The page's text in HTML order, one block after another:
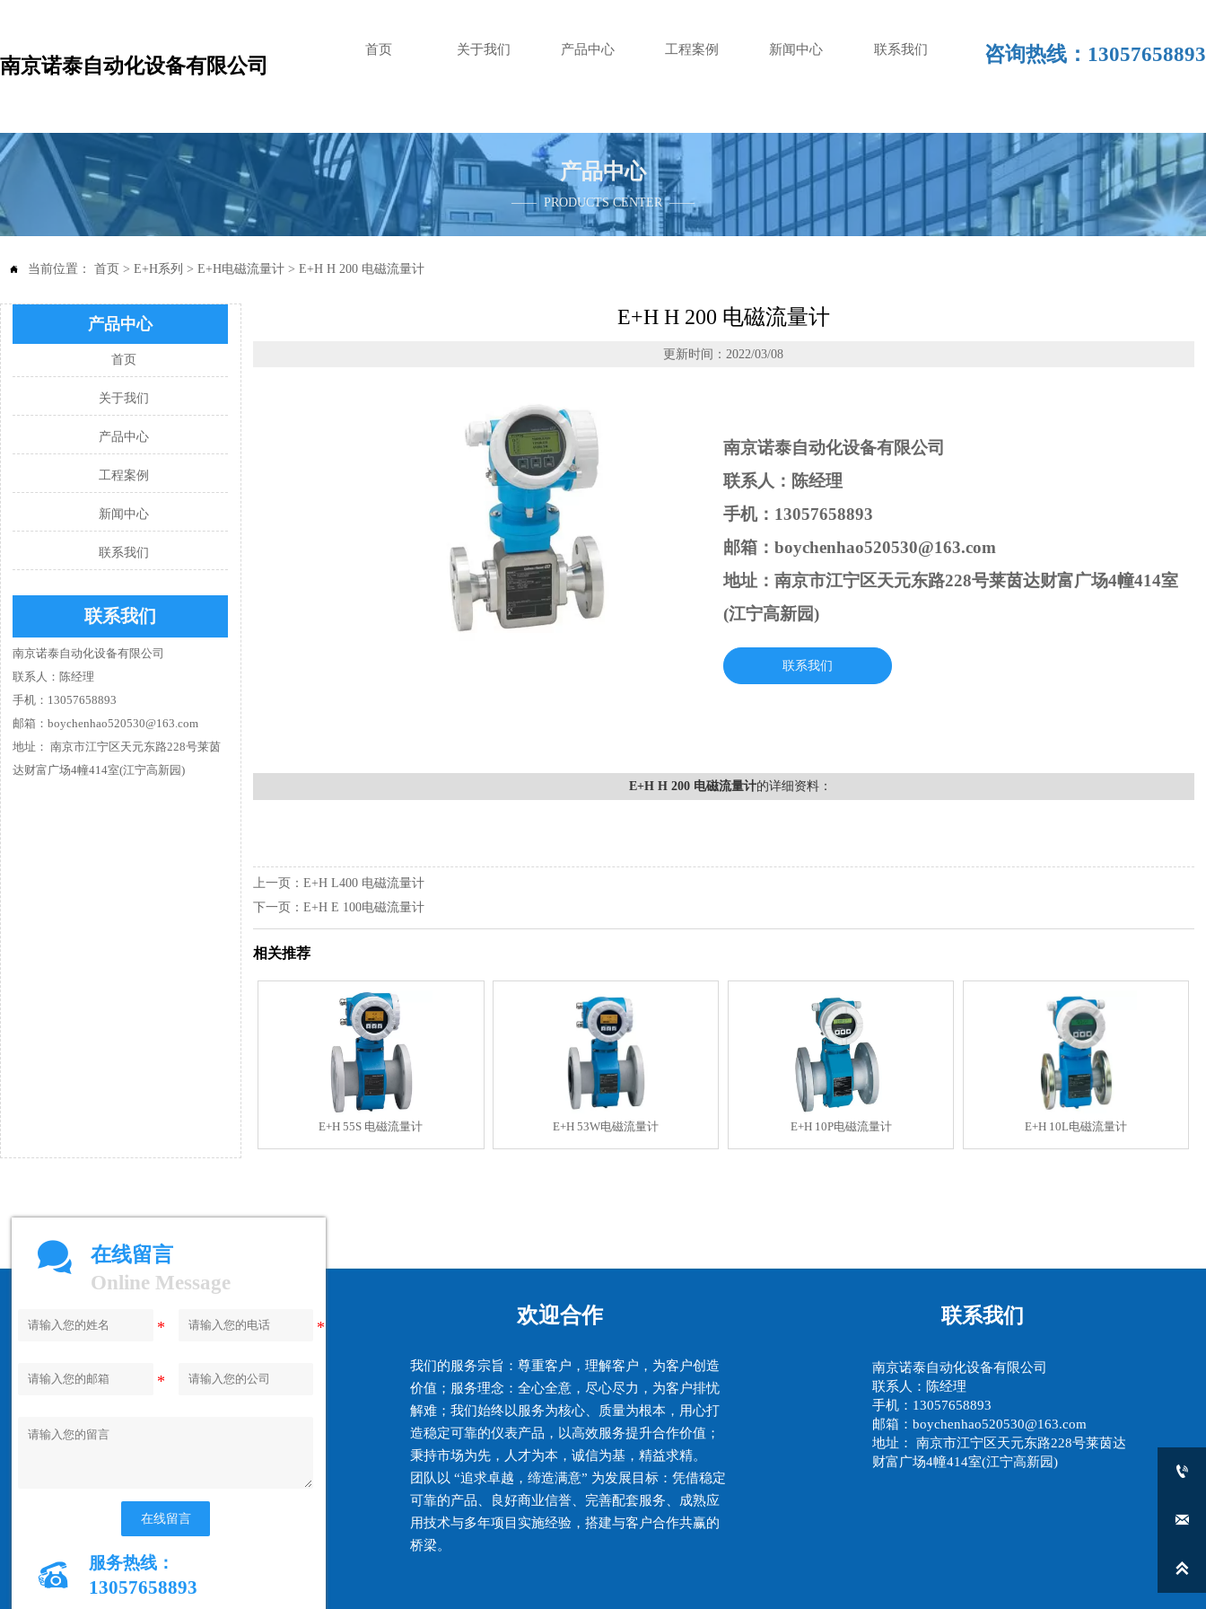
南京诺泰自动化设备有限公司
首页 关于我们 产品中心 工程案例 新闻中心 联系我们 咨询热线：13057658893
产品中心
—— PRODUCTS CENTER ——
 当前位置： 首页 > E+H系列 > E+H电磁流量计 > E+H H 200 电磁流量计
产品中心
首页
关于我们
产品中心
工程案例
新闻中心
联系我们
联系我们
南京诺泰自动化设备有限公司
联系人：陈经理
手机：13057658893
邮箱：boychenhao520530@163.com
地址： 南京市江宁区天元东路228号莱茵
达财富广场4幢414室(江宁高新园)
E+H H 200 电磁流量计
更新时间：2022/03/08
南京诺泰自动化设备有限公司
联系人：陈经理
手机：13057658893
邮箱：boychenhao520530@163.com
地址：南京市江宁区天元东路228号莱茵达财富广场4幢414室
(江宁高新园)
联系我们
E+H H 200 电磁流量计的详细资料：
上一页：E+H L400 电磁流量计
下一页：E+H E 100电磁流量计
相关推荐
E+H 55S 电磁流量计 E+H 53W电磁流量计 E+H 10P电磁流量计 E+H 10L电磁流量计

在线留言
Online Message
在线留言
 服务热线：
13057658893
欢迎合作
我们的服务宗旨：尊重客户，理解客户，为客户创造
价值；服务理念：全心全意，尽心尽力，为客户排忧
解难；我们始终以服务为核心、质量为根本，用心打
造稳定可靠的仪表产品，以高效服务提升合作价值；
秉持市场为先，人才为本，诚信为基，精益求精。
团队以 “追求卓越，缔造满意” 为发展目标：凭借稳定
可靠的产品、良好商业信誉、完善配套服务、成熟应
用技术与多年项目实施经验，搭建与客户合作共赢的
桥梁。
联系我们
南京诺泰自动化设备有限公司
联系人：陈经理
手机：13057658893
邮箱：boychenhao520530@163.com
地址： 南京市江宁区天元东路228号莱茵达
财富广场4幢414室(江宁高新园)


